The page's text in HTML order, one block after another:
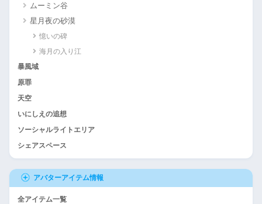
ムーミン谷
星月夜の砂漠
憶いの碑
海月の入り江
暴風域
原罪
天空
いにしえの追想
ソーシャルライトエリア
シェアスペース
アバターアイテム情報
全アイテム一覧